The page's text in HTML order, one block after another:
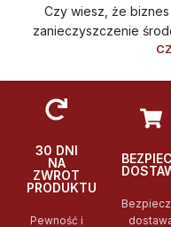
Czy wiesz, że
zanieczyszczenie
30 DNI
NA
ZWROT
PRODUKTU
Pewność i